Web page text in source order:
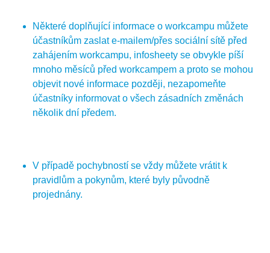
Některé doplňující informace o workcampu můžete
účastníkům zaslat e-mailem/přes sociální sítě před
zahájením workcampu, infosheety se obvykle píší
mnoho měsíců před workcampem a proto se mohou
objevit nové informace později, nezapomeňte
účastníky informovat o všech zásadních změnách
několik dní předem.
V případě pochybností se vždy můžete vrátit k
pravidlům a pokynům, které byly původně
projednány.